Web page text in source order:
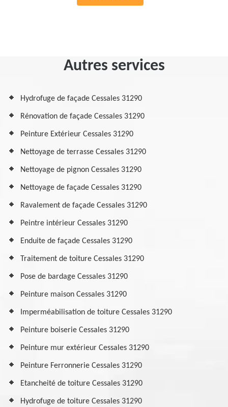
Autres services
Hydrofuge de façade Cessales 31290
Rénovation de façade Cessales 31290
Peinture Extérieur Cessales 31290
Nettoyage de terrasse Cessales 31290
Nettoyage de pignon Cessales 31290
Nettoyage de façade Cessales 31290
Ravalement de façade Cessales 31290
Peintre intérieur Cessales 31290
Enduite de façade Cessales 31290
Traitement de toiture Cessales 31290
Pose de bardage Cessales 31290
Peinture maison Cessales 31290
Imperméabilisation de toiture Cessales 31290
Peinture boiserie Cessales 31290
Peinture mur extérieur Cessales 31290
Peinture Ferronnerie Cessales 31290
Etancheité de toiture Cessales 31290
Hydrofuge de toiture Cessales 31290